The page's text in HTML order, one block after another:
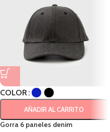
COLOR
AÑADIR AL CARRITO
Gorra 6 paneles denim